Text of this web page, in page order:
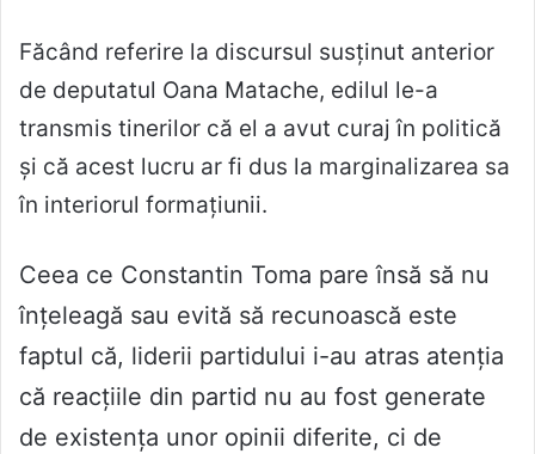
Făcând referire la discursul susținut anterior
de deputatul Oana Matache, edilul le-a
transmis tinerilor că el a avut curaj în politică
și că acest lucru ar fi dus la marginalizarea sa
în interiorul formațiunii.
Ceea ce Constantin Toma pare însă să nu
înțeleagă sau evită să recunoască este
faptul că, liderii partidului i-au atras atenția
că reacțiile din partid nu au fost generate
de existența unor opinii diferite, ci de